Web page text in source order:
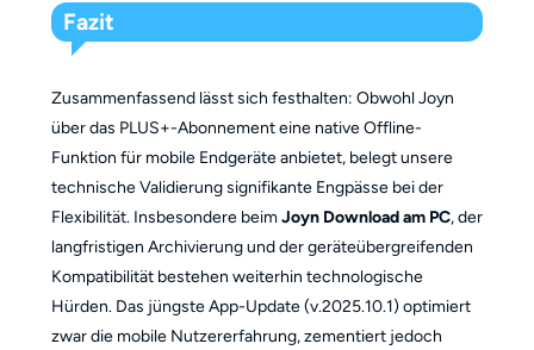
Fazit
Zusammenfassend lässt sich festhalten: Obwohl Joyn
über das PLUS+-Abonnement eine native Offline-
Funktion für mobile Endgeräte anbietet, belegt unsere
technische Validierung signifikante Engpässe bei der
Flexibilität. Insbesondere beimJoyn Download am PC, der
langfristigen Archivierung und der geräteübergreifenden
Kompatibilität bestehen weiterhin technologische
Hürden. Das jüngste App-Update (v.2025.10.1) optimiert
zwar die mobile Nutzererfahrung, zementiert jedoch